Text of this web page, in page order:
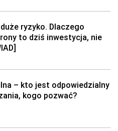
ryzyko. Dlaczego
to dziś inwestycja, nie
– kto jest odpowiedzialny
kogo pozwać?